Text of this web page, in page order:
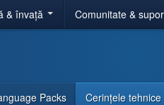
& învață Comunitate &
Packs Cerințele tehnice